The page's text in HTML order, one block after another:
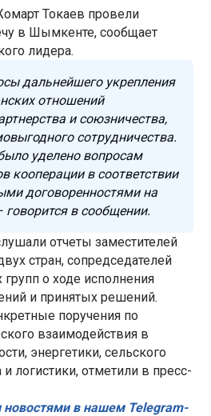
Токаев провели
в Шымкенте, сообщает
лидера.
дальнейшего укрепления
отношений
и союзничества,
сотрудничества.
уделено вопросам
кооперации в соответствии
договоренностями на
в сообщении.
отчеты заместителей
стран, сопредседателей
о ходе исполнения
и принятых решений.
поручения по
взаимодействия в
энергетики, сельского
и логистики, отметили в пресс-
в нашем Telegram-